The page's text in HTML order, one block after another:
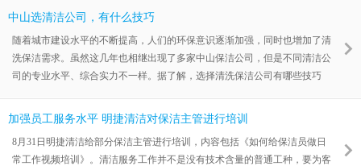
来，外墙清洗需关注的问题有很多，为确保清洗作业安全，应抓住以下重
外墙清洗的清洁公司，但是不同公司的
中山选清洁公司，有什么技巧
随着城市建设水平的不断提高，人们的环保意识逐渐加强，同时也增加了清
洗保洁需求。虽然这几年也相继出现了多家中山保洁公司，但是不同清洁公
司的专业水平、综合实力不一样。据了解，选择清洗保洁公司有哪些技巧
一，要把专业水平和综合实力放在首位。清洁公司的专业水平、综合实力直
然均能提供清洗保洁、外墙清洗、
加强员工服务水平 明捷清洁对保洁主管进行培训
8月31日明捷清洁给部分保洁主管进行培训，内容包括《如何给保洁员做日
常工作视频培训》。清洁服务工作并不是没有技术含量的普通工种，要为客